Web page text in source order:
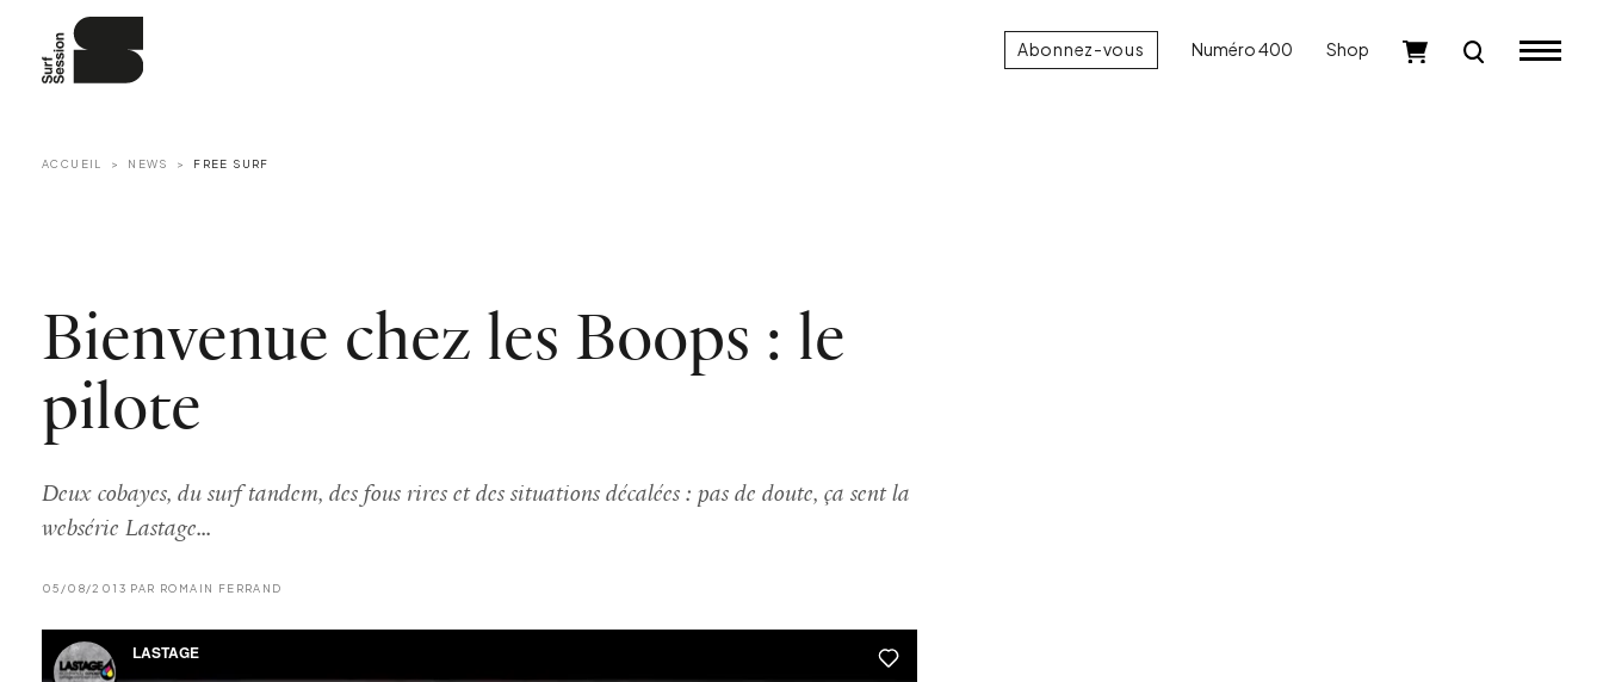
Abonnez-vous Numéro 400 Shop
ACCUEIL NEWS FREE SURF
Bienvenue chez les Boops : le
pilote
Deux cobayes, du surf tandem, des fous rires et des situations décalées : pas de doute, ça sent la
websérie Lastage...
05/08/2013 PAR ROMAIN FERRAND